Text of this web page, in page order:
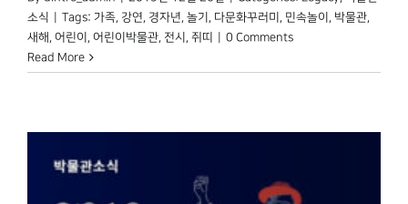
소식
Tags: 가족 강연 경자년 놀기 다문화꾸러미 민속놀이 박물관
새해 어린이 어린이박물관 전시 쥐띠
0 Comments
Read More